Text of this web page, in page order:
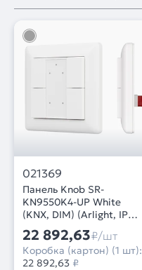
021369
Панель Knob SR-
KN9550K4-UP White
(KNX, DIM) (Arlight, IP20
Пластик, 3 года)
22 892,63₽/шт
Коробка (картон) (1 шт):
22 892,63 ₽